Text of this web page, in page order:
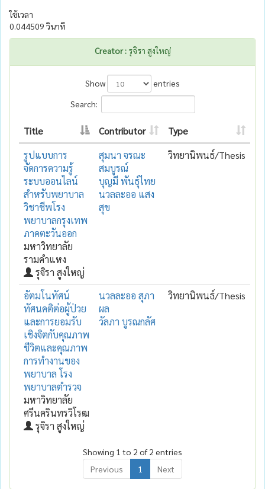
ใช้เวลา
0.044509 วินาที
Creator :รุจิรา สูงใหญ่
Show
entries
Search:
Title Contributor
Type
รูปแบบการ
จัดการความรู้
ระบบออนไลน์
สำหรับพยาบาล
วิชาชีพโรง
พยาบาลกรุงเทพ
ภาคตะวันออก
มหาวิทยาลัย
รามคำแหง
รุจิรา สูงใหญ่
สุมนา จรณะ
สมบูรณ์
บุญมี พันธุ์ไทย
นวลละออ แสง
สุข
วิทยานิพนธ์/Thesis
อัตมโนทัศน์
ทัศนคติต่อผู้ป่วย
และการยอมรับ
เชิงจิตกับคุณภาพ
ชีวิตและคุณภาพ
การทำงานของ
พยาบาล โรง
พยาบาลตำรวจ
มหาวิทยาลัย
ศรีนครินทรวิโรฒ
รุจิรา สูงใหญ่
นวลละออ สุภา
ผล
วัลภา บูรณกลัศ
วิทยานิพนธ์/Thesis
Showing 1 to 2 of 2 entries
Previous
1 Next